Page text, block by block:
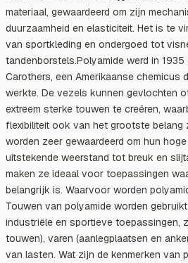
materiaal, gewaardeerd om zijn
duurzaamheid en elasticiteit. Het is te
van sportkleding en ondergoed tot
tandenborstels.Polyamide werd in
Carothers, een Amerikaanse chemicus
werkte. De vezels kunnen gevlochten
extreem sterke touwen te creëren,
flexibiliteit ook van het grootste belang
worden zeer gewaardeerd om hun
uitstekende weerstand tot breuk en
maken ze ideaal voor toepassingen
belangrijk is. Waarvoor worden
Touwen van polyamide worden
industriële en sportieve toepassingen,
touwen), varen (aanlegplaatsen en
van lasten. Wat zijn de kenmerken van